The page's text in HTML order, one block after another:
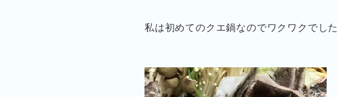
私は初めてのクエ鍋なのでワクワクでした